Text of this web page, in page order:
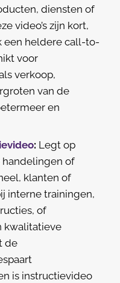
diensten of
video’s zijn kort,
een heldere call-to-
voor
verkoop,
van de
en
: Legt op
of
klanten of
interne trainingen,
of
kwalitatieve
de
is instructievideo